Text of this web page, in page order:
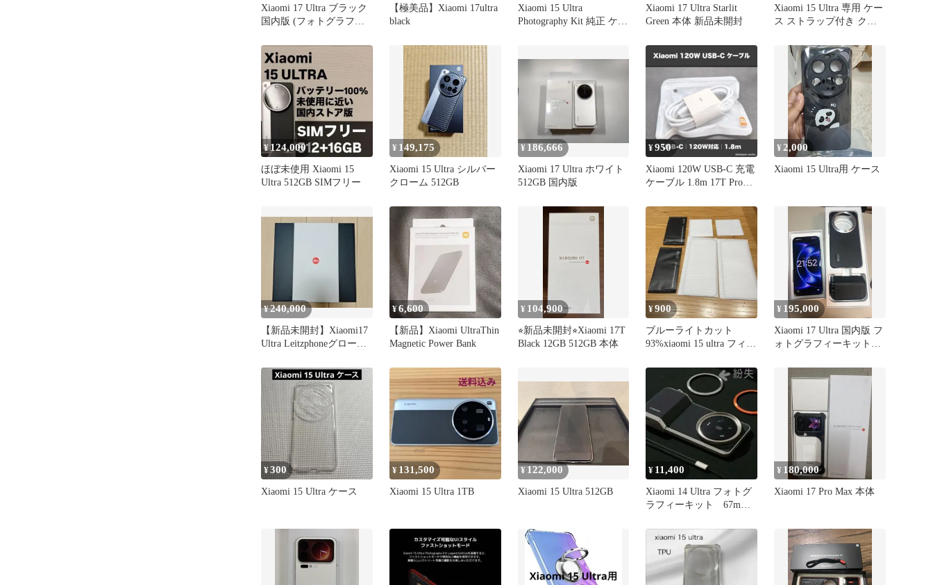
Xiaomi 17 Ultra ブラック
国内版 (フォトグラフィ
【極美品】Xiaomi 17ultra
black
Xiaomi 15 Ultra
Photography Kit 純正 ケー
Xiaomi 17 Ultra Starlit
Green 本体 新品未開封
Xiaomi 15 Ultra 専用 ケー
ス ストラップ付き クリ
¥124,000
ほぼ未使用 Xiaomi 15
Ultra 512GB SIMフリー
¥ 149,175
Xiaomi 15 Ultra シルバー
クローム 512GB
¥ 186,666
Xiaomi 17 Ultra ホワイト
512GB 国内版
¥950
Xiaomi 120W USB-C 充電
ケーブル 1.8m 17T Pro対
¥ 2,000
Xiaomi 15 Ultra用 ケース
¥240,000
【新品未開封】Xiaomi17
Ultra Leitzphoneグローバ
¥6,600
【新品】Xiaomi UltraThin
Magnetic Power Bank
¥ 104,900
⭐︎新品未開封⭐︎Xiaomi 17T
Black 12GB 512GB 本体
¥900
ブルーライトカット
93%xiaomi 15 ultra フィル
¥ 195,000
Xiaomi 17 Ultra 国内版 フ
ォトグラフィーキット付
¥300
Xiaomi 15 Ultra ケース
¥ 131,500
Xiaomi 15 Ultra 1TB
¥122,000
Xiaomi 15 Ultra 512GB
¥ 11,400
Xiaomi 14 Ultra フォトグ
ラフィーキット 67mm
¥ 180,000
Xiaomi 17 Pro Max 本体